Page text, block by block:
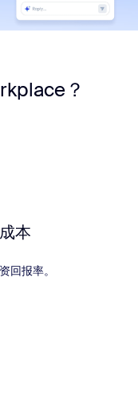
？
本
回报率。